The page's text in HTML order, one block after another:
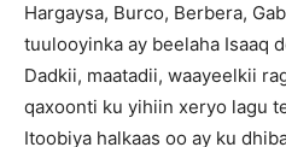
Hargaysa, Burco, Berbera,
tuulooyinka ay beelaha Isaaq
Dadkii, maatadii, waayeelkii
qaxoonti ku yihiin xeryo lagu
Itoobiya halkaas oo ay ku